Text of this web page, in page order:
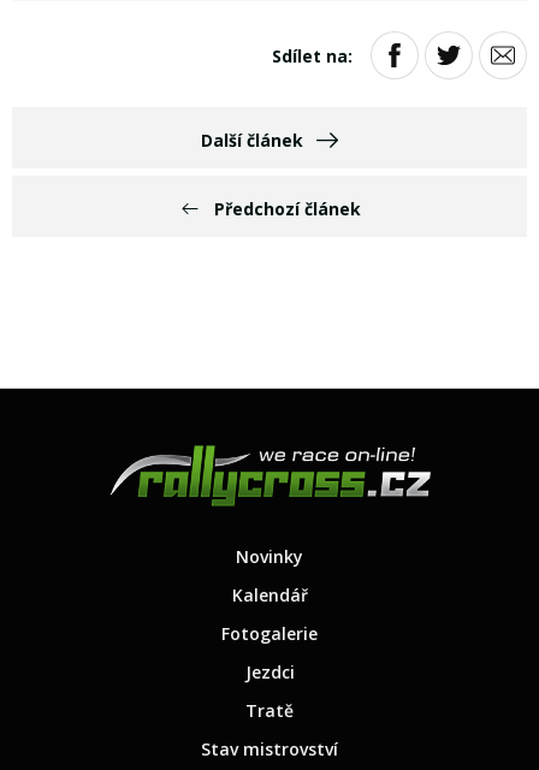
Předchozí článek
Sdílet na:
Další článek
Novinky
Kalendář
Fotogalerie
Jezdci
Tratě
Stav mistrovství